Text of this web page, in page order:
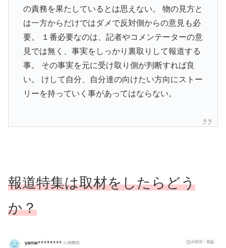
の責務を果たしているとは思えない。 物の見方と
は一方からだけではダメで反対側からの意見も必
要。 １番必要なのは、記者やコメンテーターの意
見では無く、事実をしっかり裏取りして報道する
事。 その事実を元に受け取り側が判断すれば良
い。 けして自分、自分達の向けたい方向にストー
リーを持っていく事があってはならない。
報道特集は取材をしたらどう
か？